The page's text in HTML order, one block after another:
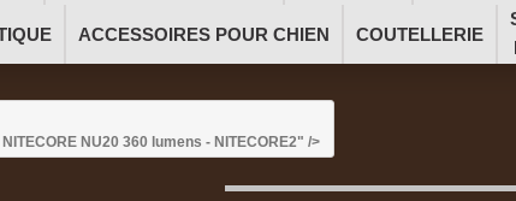
ACCESSOIRES POUR CHIEN COUTELLERIE
NU20 360 lumens - NITECORE2" />